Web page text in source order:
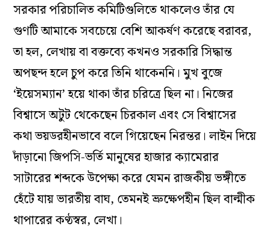
সরকার পরিচালিত কমিটিগুলিতে থাকলেও তাঁর যে
গুণটি আমাকে সবচেয়ে বেশি আকর্ষণ করেছে বরাবর,
তা হল, লেখায় বা বক্তব্যে কখনও সরকারি সিদ্ধান্ত
অপছন্দ হলে চুপ করে তিনি থাকেননি। মুখ বুজে
‘ইয়েসম্যান’ হয়ে থাকা তাঁর চরিত্রে ছিল না। নিজের
বিশ্বাসে অটুট থেকেছেন চিরকাল এবং সে বিশ্বাসের
কথা ভয়ডরহীনভাবে বলে গিয়েছেন নিরন্তর। লাইন দিয়ে
দাঁড়ানো জিপসি-ভর্তি মানুষের হাজার ক্যামেরার
সাটারের শব্দকে উপেক্ষা করে যেমন রাজকীয় ভঙ্গীতে
হেঁটে যায় ভারতীয় বাঘ, তেমনই ভ্রুক্ষেপহীন ছিল বাল্মীক
থাপারের কণ্ঠস্বর, লেখা।